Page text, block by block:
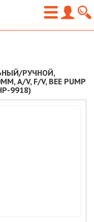
РУЧНОЙ,
A/V, F/V, BEE PUMP
9918)